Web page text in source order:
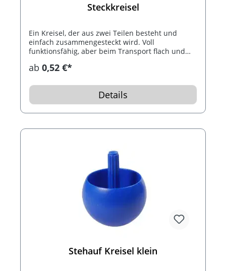
Steckkreisel
Ein Kreisel, der aus zwei Teilen besteht und
einfach zusammengesteckt wird. Voll
funktionsfähig, aber beim Transport flach und
ab 0,52 €*
Details
Stehauf Kreisel klein